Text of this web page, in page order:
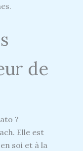
de
?
Elle est
soi et à la